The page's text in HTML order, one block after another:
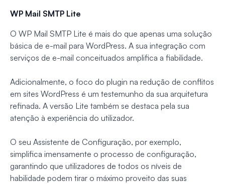
WP Mail SMTP Lite
O WP Mail SMTP Lite é mais do que apenas uma solução
básica de e-mail para WordPress. A sua integração com
serviços de e-mail conceituados amplifica a fiabilidade.
Adicionalmente, o foco do plugin na redução de conflitos
em sites WordPress é um testemunho da sua arquitetura
refinada. A versão Lite também se destaca pela sua
atenção à experiência do utilizador.
O seu Assistente de Configuração, por exemplo,
simplifica imensamente o processo de configuração,
garantindo que utilizadores de todos os níveis de
habilidade podem tirar o máximo proveito das suas